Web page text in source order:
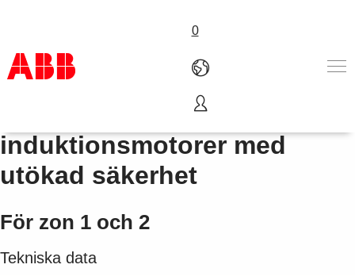
0
Produkter och tjänster
Industrier
Service
Kontakta oss
Karriär på ABB
Högspända modulära
induktionsmotorer med
utökad säkerhet
För zon 1 och 2
Tekniska data